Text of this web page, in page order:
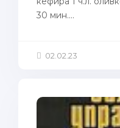
30 мин....
02.02.23